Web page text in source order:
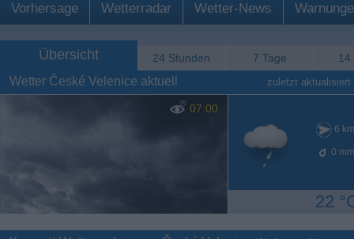
Vorhersage Wetterradar Wetter-News
Übersicht 24 Stunden 7 Tage 14
Wetter České Velenice aktuell zuletzt aktualisiert
07:00
6
0
22